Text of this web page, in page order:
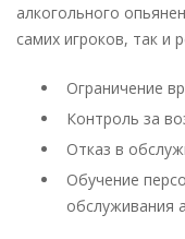
алкогольного
самих игроков, так и
Ограничение
Контроль за
Отказ в
Обучение
обслуживания